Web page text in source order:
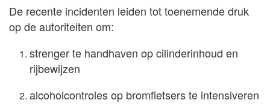
De recente incidenten leiden tot toenemende druk
op de autoriteiten om:
strenger te handhaven op cilinderinhoud en
rijbewijzen
alcoholcontroles op bromfietsers te intensiveren